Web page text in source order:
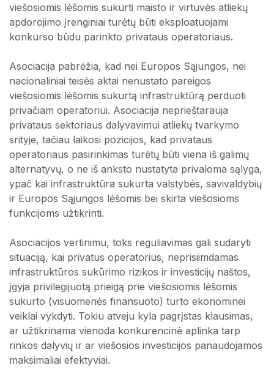
viešosiomis lėšomis sukurti maisto ir virtuvės atliekų
apdorojimo įrenginiai turėtų būti eksploatuojami
konkurso būdu parinkto privataus operatoriaus.
Asociacija pabrėžia, kad nei Europos Sąjungos, nei
nacionaliniai teisės aktai nenustato pareigos
viešosiomis lėšomis sukurtą infrastruktūrą perduoti
privačiam operatoriui. Asociacija neprieštarauja
privataus sektoriaus dalyvavimui atliekų tvarkymo
srityje, tačiau laikosi pozicijos, kad privataus
operatoriaus pasirinkimas turėtų būti viena iš galimų
alternatyvų, o ne iš anksto nustatyta privaloma sąlyga,
ypač kai infrastruktūra sukurta valstybės, savivaldybių
ir Europos Sąjungos lėšomis bei skirta viešosioms
funkcijoms užtikrinti.
Asociacijos vertinimu, toks reguliavimas gali sudaryti
situaciją, kai privatus operatorius, neprisiimdamas
infrastruktūros sukūrimo rizikos ir investicijų naštos,
įgyja privilegijuotą prieigą prie viešosiomis lėšomis
sukurto (visuomenės finansuoto) turto ekonominei
veiklai vykdyti. Tokiu atveju kyla pagrįstas klausimas,
ar užtikrinama vienoda konkurencinė aplinka tarp
rinkos dalyvių ir ar viešosios investicijos panaudojamos
maksimaliai efektyviai.